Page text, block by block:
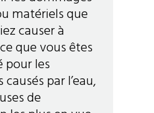
matériels que
causer à
que vous êtes
pour les
par l’eau,
de